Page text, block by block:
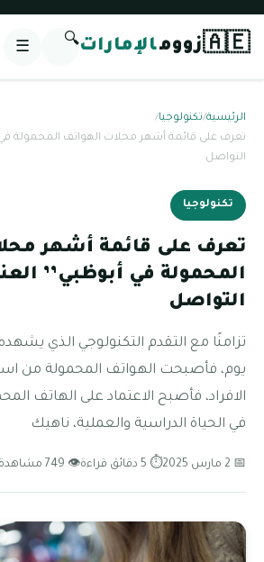
🇦🇪زوومالإمارات🔍
☰
الرئيسية/تكنولوجيا/
تعرف على قائمة أشهر محلات الهواتف المحمولة
التواصل
تكنولوجيا
تعرف على قائمة أشهر
المحمولة في أبوظبي’’
التواصل
تزامنًا مع التقدم التكنولوجي الذي
يوم، فأصبحت الهواتف المحمولة من
الافراد، فأصبح الاعتماد على الهاتف
في الحياة الدراسية والعملية، ناهيك
📅 2 مارس 2025 ⏱ 5 دقائق قراءة 👁 749 مشاهدة